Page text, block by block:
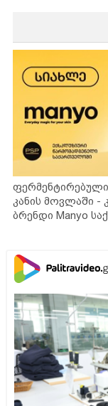
კანის მოვლაში -
ბრენდი Manyo